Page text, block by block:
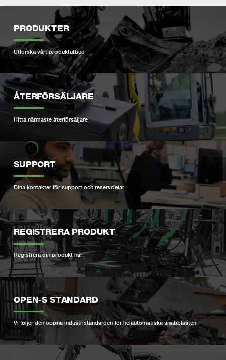
PRODUKTER
Utforska vårt produktutbud
ÅTERFÖRSÄLJARE
Hitta närmaste återförsäljare
SUPPORT
Dina kontakter för support och reservdelar
REGISTRERA PRODUKT
Registrera din produkt här!
OPEN-S STANDARD
Vi följer den öppna industristandarden för helautomatiska snabbfästen